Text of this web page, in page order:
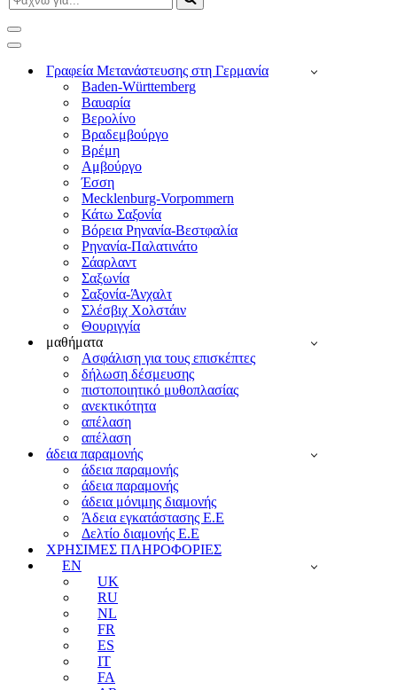
για...
Μενού
πλοήγησης
Μενού
πλοήγησηςΓραφεία Μετανάστευσης στη Γερμανία
Baden-Württemberg
Βαυαρία
Βερολίνο
Βραδεμβούργο
Βρέμη
Αμβούργο
Έσση
Mecklenburg-Vorpommern
Κάτω Σαξονία
Βόρεια Ρηνανία-Βεστφαλία
Ρηνανία-Παλατινάτο
Σάαρλαντ
Σαξωνία
Σαξονία-Άνχαλτ
Σλέσβιχ Χολστάιν
Θουριγγία
μαθήματα
Ασφάλιση για τους επισκέπτες
δήλωση δέσμευσης
πιστοποιητικό μυθοπλασίας
ανεκτικότητα
απέλαση
απέλαση
άδεια παραμονής
άδεια παραμονής
άδεια παραμονής
άδεια μόνιμης διαμονής
Άδεια εγκατάστασης Ε.Ε
Δελτίο διαμονής Ε.Ε
ΧΡΗΣΙΜΕΣ ΠΛΗΡΟΦΟΡΙΕΣ
EN
UK
RU
NL
FR
ES
IT
FA